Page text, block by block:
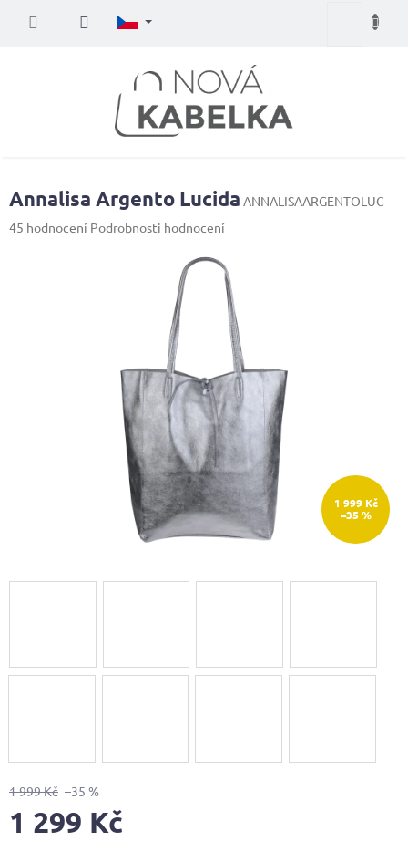
Nákupní
Annalisa Argento Lucida ANNALISAARGENTOLUC
Průměrné
45 hodnocení Podrobnosti hodnocení
1 999 Kč
–35 %
1 999 Kč –35 %
1 299 Kč